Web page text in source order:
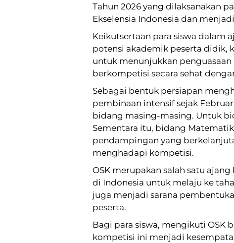
Tahun 2026 yang dilaksanakan
Ekselensia Indonesia dan
Keikutsertaan para siswa
potensi akademik peserta didik,
untuk menunjukkan
berkompetisi secara sehat
Sebagai bentuk persiapan
pembinaan intensif sejak
bidang masing-masing. Untuk
Sementara itu, bidang
pendampingan yang
menghadapi kompetisi.
OSK merupakan salah satu
di Indonesia untuk melaju ke
juga menjadi sarana
peserta.
Bagi para siswa, mengikuti OSK
kompetisi ini menjadi